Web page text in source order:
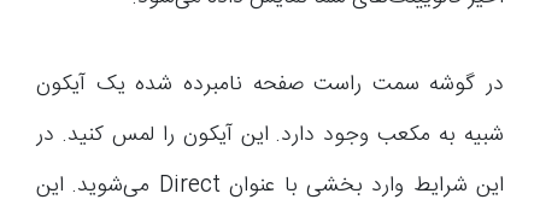
در گوشه سمت راست صفحه نامبرده شده یک آیکون
شبیه به مکعب وجود دارد. این آیکون را لمس کنید. در
این شرایط وارد بخشی با عنوان Direct می‌شوید. این